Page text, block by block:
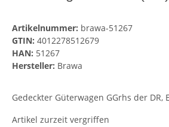
Artikelnummer: brawa-51267
GTIN: 4012278512679
HAN: 51267
Hersteller: Brawa
Gedeckter Güterwagen GGrhs der DR,
Artikel zurzeit vergriffen